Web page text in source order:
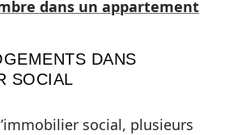
dans un appartement
DANS
SOCIAL
social, plusieurs